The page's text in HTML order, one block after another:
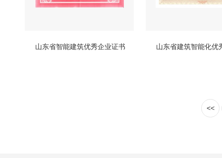
山东省智能建筑优秀企业证书 山东省建筑智能化优
<<